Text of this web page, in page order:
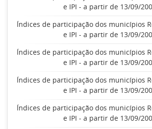
e IPI - a partir de 13/09/
Índices de participação dos municípios
e IPI - a partir de 13/09/
Índices de participação dos municípios
e IPI - a partir de 13/09/
Índices de participação dos municípios
e IPI - a partir de 13/09/
Índices de participação dos municípios
e IPI - a partir de 13/09/